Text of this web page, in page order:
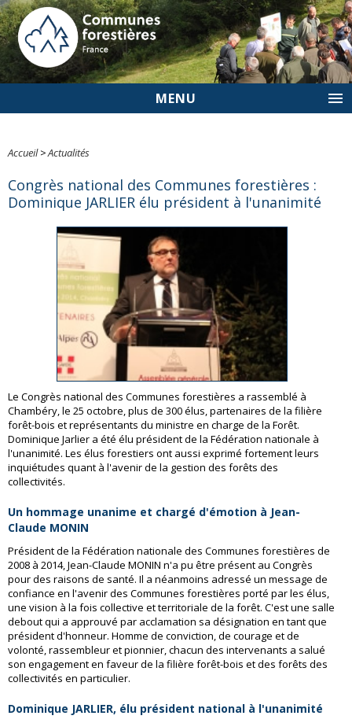
MENU
Accueil>Actualités
Congrès national des Communes forestières :
Dominique JARLIER élu président à l'unanimité
Le Congrès national des Communes forestières a rassemblé à
Chambéry, le 25 octobre, plus de 300 élus, partenaires de la filière
forêt-bois et représentants du ministre en charge de la Forêt.
Dominique Jarlier a été élu président de la Fédération nationale à
l'unanimité. Les élus forestiers ont aussi exprimé fortement leurs
inquiétudes quant à l'avenir de la gestion des forêts des
collectivités.
Un hommage unanime et chargé d'émotion à Jean-
Claude MONIN
Président de la Fédération nationale des Communes forestières de
2008 à 2014, Jean-Claude MONIN n'a pu être présent au Congrès
pour des raisons de santé. Il a néanmoins adressé un message de
confiance en l'avenir des Communes forestières porté par les élus,
une vision à la fois collective et territoriale de la forêt. C'est une salle
debout qui a approuvé par acclamation sa désignation en tant que
président d'honneur. Homme de conviction, de courage et de
volonté, rassembleur et pionnier, chacun des intervenants a salué
son engagement en faveur de la filière forêt-bois et des forêts des
collectivités en particulier.
Dominique JARLIER, élu président national à l'unanimité